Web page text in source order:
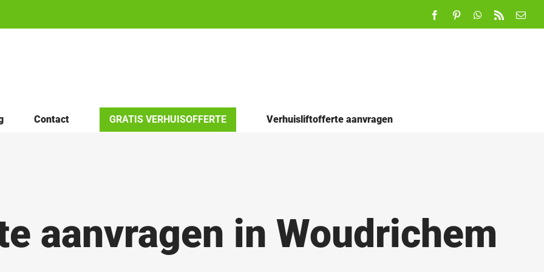
FacebookPinterestWhatsApp
Rss
E-
Contact GRATIS VERHUISOFFERTE Verhuisliftofferte aanvragen
aanvragen in Woudrichem